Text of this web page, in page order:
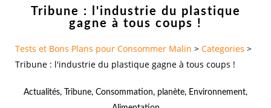
Tribune : l'industrie du plastique
gagne à tous coups !
Tests et Bons Plans pour Consommer Malin > Categories >
Tribune : l'industrie du plastique gagne à tous coups !
Actualités, Tribune, Consommation, planète, Environnement,